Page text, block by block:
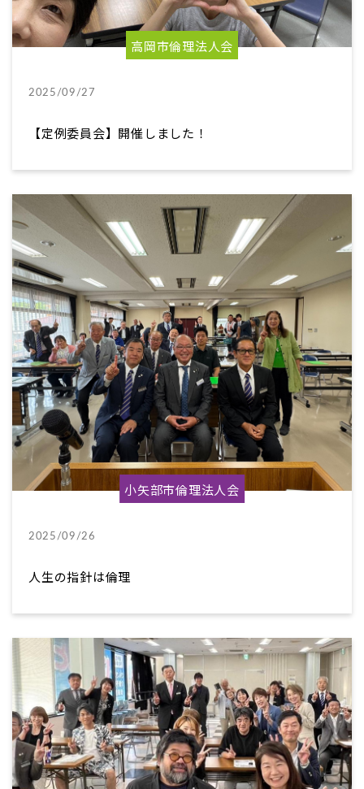
高岡市倫理法人会
2025/09/27
【定例委員会】開催しました！
小矢部市倫理法人会
2025/09/26
人生の指針は倫理